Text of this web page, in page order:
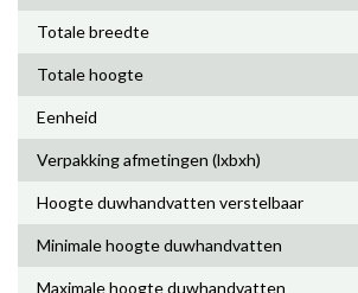
Totale breedte
Totale hoogte
Eenheid
Verpakking afmetingen (lxbxh)
Hoogte duwhandvatten verstelbaar
Minimale hoogte duwhandvatten
Maximale hoogte duwhandvatten